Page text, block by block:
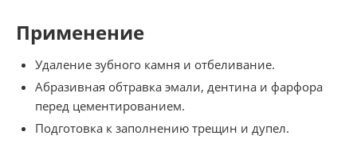
Применение
Удаление зубного камня и отбеливание.
Абразивная обтравка эмали, дентина и фарфора
перед цементированием.
Подготовка к заполнению трещин и дупел.